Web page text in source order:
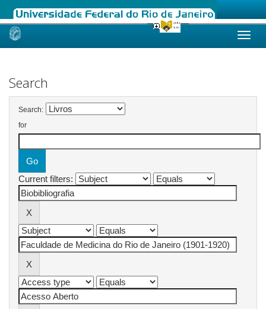
Skip
Search
Search:
for
Current filters: